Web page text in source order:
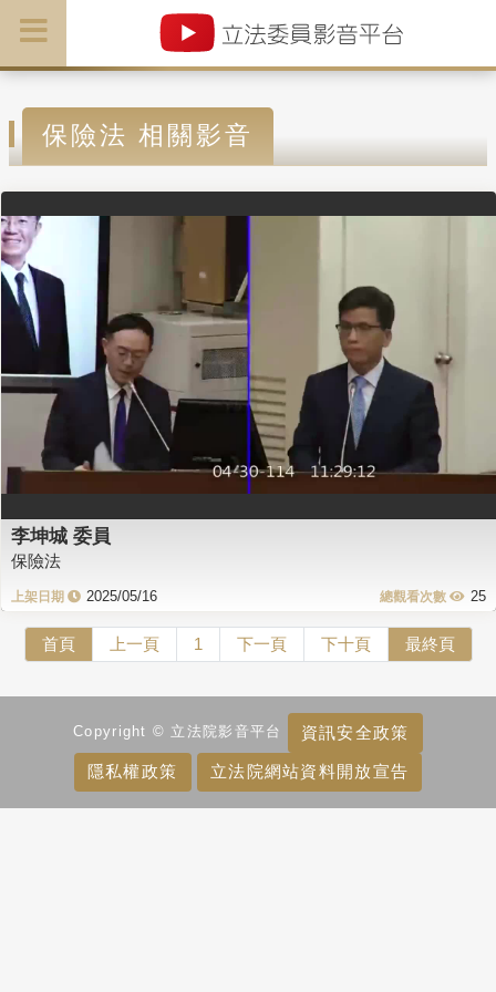
保險法 相關影音
李坤城 委員
保險法
2025/05/16 25
首頁 上一頁 1 下一頁 下十頁 最終頁
Copyright © 立法院影音平台 資訊安全政策
隱私權政策 立法院網站資料開放宣告